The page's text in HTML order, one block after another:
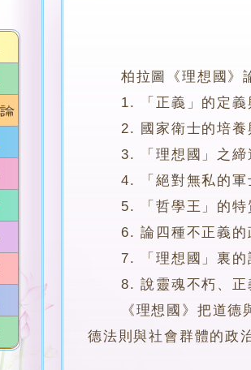
柏拉圖《理想國》
1. 「正義」的定義
2. 國家衛士的培養
3. 「理想國」之締造
4. 「絕對無私的軍
5. 「哲學王」的特
6. 論四種不正義的政
7. 「理想國」裏的
8. 說靈魂不朽、正
《理想國》把道德與
德法則與社會群體的政